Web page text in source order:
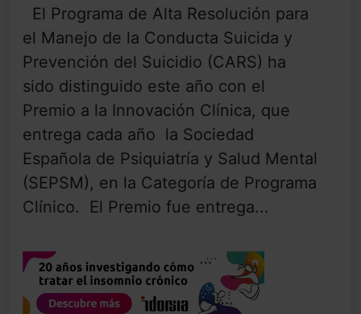
El Programa de Alta Resolución para
el Manejo de la Conducta Suicida y
Prevención del Suicidio (CARS) ha
sido distinguido este año con el
Premio a la Innovación Clínica, que
entrega cada año la Sociedad
Española de Psiquiatría y Salud Mental
(SEPSM), en la Categoría de Programa
Clínico. El Premio fue entrega...